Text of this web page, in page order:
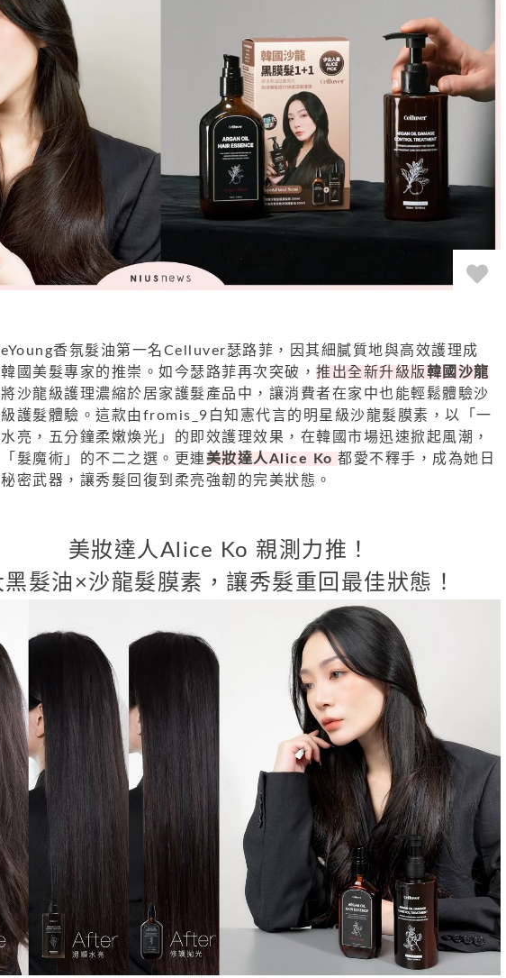
香氛髮油第一名Celluver瑟路菲，因其細膩質地與高效護理成
國美髮專家的推崇。如今瑟路菲再次突破， 推出全新升級版韓國沙龍
將沙龍級護理濃縮於居家護髮產品中，讓消費者在家中也能輕鬆體驗沙
護髮體驗。這款由fromis_9白知憲代言的明星級沙龍髮膜素，以「一
亮，五分鐘柔嫩煥光」的即效護理效果，在韓國市場迅速掀起風潮，
髮魔術」的不二之選。更連美妝達人Alice Ko 都愛不釋手，成為她日
密武器，讓秀髮回復到柔亮強韌的完美狀態。
美妝達人Alice Ko 親測力推！
黑髮油×沙龍髮膜素，讓秀髮重回最佳狀態！